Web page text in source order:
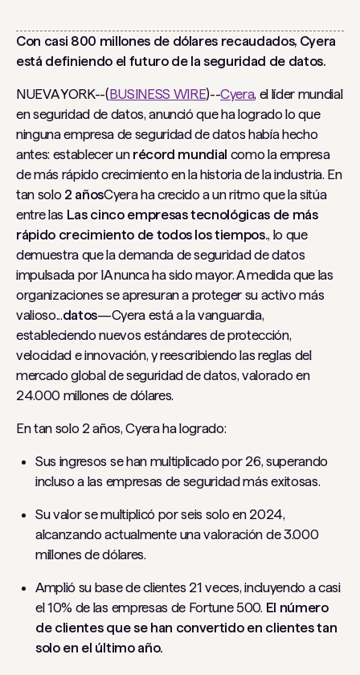
Con casi 800 millones de dólares recaudados, Cyera
está definiendo el futuro de la seguridad de datos.
NUEVA YORK--(BUSINESS WIRE)--Cyera, el líder mundial
en seguridad de datos, anunció que ha logrado lo que
ninguna empresa de seguridad de datos había hecho
antes: establecer un récord mundial como la empresa
de más rápido crecimiento en la historia de la industria. En
tan solo 2 añosCyera ha crecido a un ritmo que la sitúa
entre las Las cinco empresas tecnológicas de más
rápido crecimiento de todos los tiempos., lo que
demuestra que la demanda de seguridad de datos
impulsada por IA nunca ha sido mayor. A medida que las
organizaciones se apresuran a proteger su activo más
valioso...datos—Cyera está a la vanguardia,
estableciendo nuevos estándares de protección,
velocidad e innovación, y reescribiendo las reglas del
mercado global de seguridad de datos, valorado en
24.000 millones de dólares.
En tan solo 2 años, Cyera ha logrado:
Sus ingresos se han multiplicado por 26, superando
incluso a las empresas de seguridad más exitosas.
Su valor se multiplicó por seis solo en 2024,
alcanzando actualmente una valoración de 3.000
millones de dólares.
Amplió su base de clientes 21 veces, incluyendo a casi
el 10% de las empresas de Fortune 500. El número
de clientes que se han convertido en clientes tan
solo en el último año.